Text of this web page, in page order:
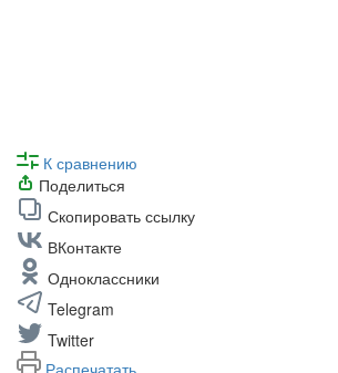
К сравнению
Поделиться
Скопировать ссылку
ВКонтакте
Одноклассники
Telegram
Twitter
Распечатать